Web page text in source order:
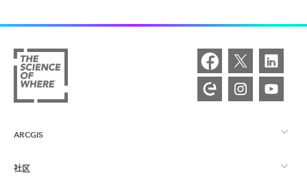
ARCGIS
ArcGIS 概览
社区